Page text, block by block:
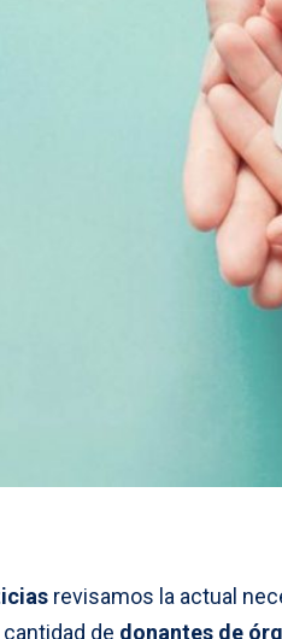
revisamos la actual
de donantes de